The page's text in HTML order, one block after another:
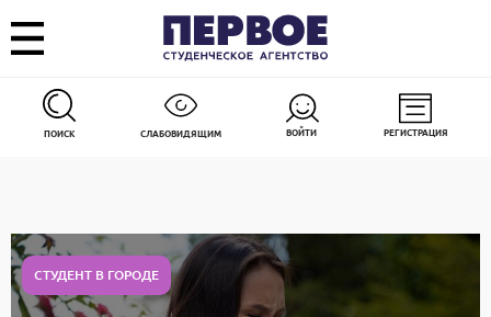
ПОИСК СЛАБОВИДЯЩИМ ВОЙТИ РЕГИСТРАЦИЯ
СТУДЕНТ В ГОРОДЕ